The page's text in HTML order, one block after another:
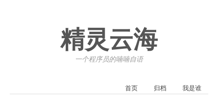
精灵云海
一个程序员的喃喃自语
首页 归档 我是谁